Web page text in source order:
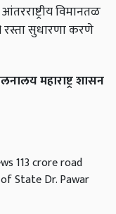
विमानतळ
रस्ता सुधारणा करणे
महाराष्ट्र शासन
113 crore road
State Dr. Pawar